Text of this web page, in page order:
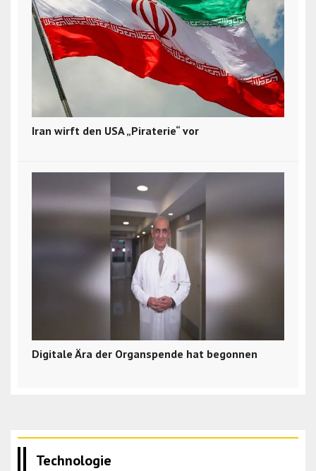
Iran wirft den USA „Piraterie“ vor
Digitale Ära der Organspende hat begonnen
Technologie